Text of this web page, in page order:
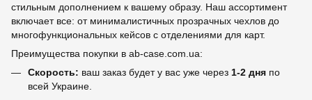
стильным дополнением к вашему образу. Наш ассортимент
включает все: от минималистичных прозрачных чехлов до
многофункциональных кейсов с отделениями для карт.
Преимущества покупки в ab-case.com.ua:
Скорость: ваш заказ будет у вас уже через 1-2 дня по
всей Украине.